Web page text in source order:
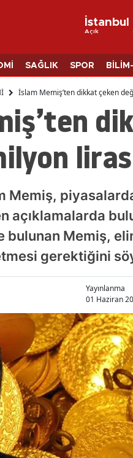
İstanbul
AçıkAdana
Ağrı
Ankara
Antalya
Artvin
Aydın
Balıkesir
Bilecik
Bingöl
Bitlis
Bolu
Burdur
Bursa
SAĞLIK SPOR
İslam Memiş’ten dikkat çeken
Memiş,
açıklamalarda
Memiş,
gerektiğini
Yayınlanma
01 Haziran